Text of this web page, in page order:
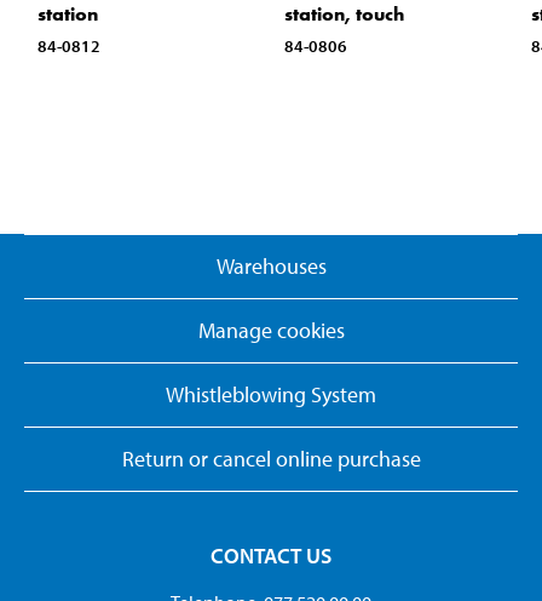
station
84-0812
station, touch
84-0806
Warehouses
Manage cookies
Whistleblowing System
Return or cancel online purchase
CONTACT US